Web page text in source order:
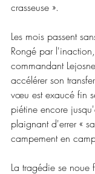
crasseuse ».
Les mois passent
Rongé par
commandant
accélérer son
vœu est exaucé fin
piétine encore
plaignant d'errer «
campement en
La tragédie se